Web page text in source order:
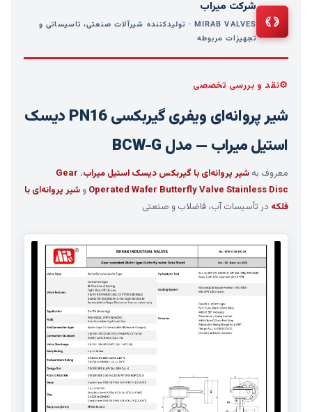
شرکت میراب
MIRAB VALVES · تولیدکننده شیرآلات صنعتی، تاسیساتی و
تجهیزات مربوطه
نقد و بررسی تخصصی
شیر پروانه‌ای ویفری گیربکسی PN16 دیسک
استیل میراب — مدل BCW-G
معروف به شیر پروانه‌ای با گیربکس دیسک استیل میراب، Gear
Operated Wafer Butterfly Valve Stainless Disc و شیر پروانه‌ای با
فلکه در تأسیسات آب، فاضلاب و صنعتی